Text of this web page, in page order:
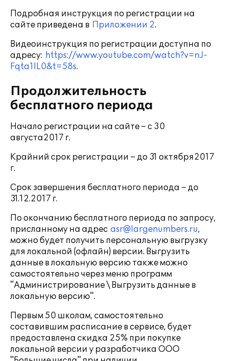
Подробная инструкция по регистрации на
сайте приведена в Приложении 2.
Видеоинструкция по регистрации доступна по
адресу: https://www.youtube.com/watch?v=nJ-
Fqta1lL0&t=58s.
Продолжительность
бесплатного периода
Начало регистрации на сайте – с 30
августа2017 г.
Крайний срок регистрации – до 31 октября2017
г.
Срок завершения бесплатного периода – до
31.12.2017 г.
По окончанию бесплатного периода по запросу,
присланному на адрес asr@largenumbers.ru,
можно будет получить персональную выгрузку
для локальной (офлайн) версии. Выгрузить
данные в локальную версию также можно
самостоятельно через меню программ
"Администрирование \ Выгрузить данные в
локальную версию".
Первым 50 школам, самостоятельно
составившим расписание в сервисе, будет
предоставлена скидка 25% при покупке
локальной версии у разработчика ООО